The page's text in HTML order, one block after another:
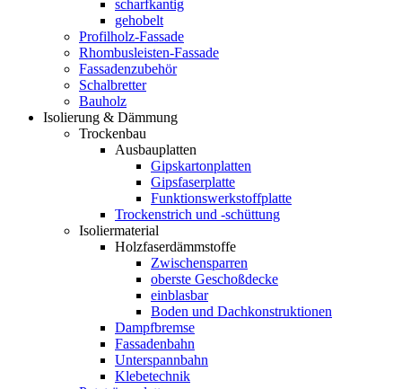
scharfkantig
gehobelt
Profilholz-Fassade
Rhombusleisten-Fassade
Fassadenzubehör
Schalbretter
Bauholz
Isolierung & Dämmung
Trockenbau
Ausbauplatten
Gipskartonplatten
Gipsfaserplatte
Funktionswerkstoffplatte
Trockenstrich und -schüttung
Isoliermaterial
Holzfaserdämmstoffe
Zwischensparren
oberste Geschoßdecke
einblasbar
Boden und Dachkonstruktionen
Dampfbremse
Fassadenbahn
Unterspannbahn
Klebetechnik